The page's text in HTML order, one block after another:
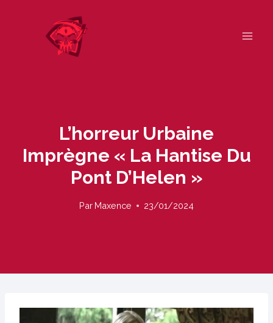
L’horreur Urbaine
Imprègne « La Hantise Du
Pont D’Helen »
Par Maxence 23/01/2024